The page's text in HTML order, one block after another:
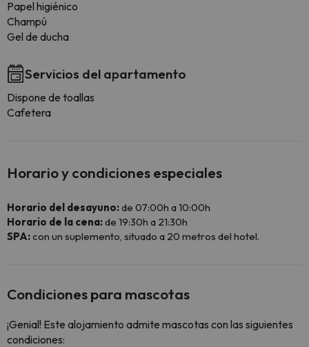
Papel higiénico
Champú
Gel de ducha
Servicios del apartamento
Dispone de toallas
Cafetera
Horario y condiciones especiales
Horario del desayuno:de 07:00h a 10:00h
Horario de la cena:de 19:30h a 21:30h
SPA:con un suplemento, situado a 20 metros del hotel.
Condiciones para mascotas
¡Genial! Este alojamiento admite mascotas con las siguientes
condiciones: